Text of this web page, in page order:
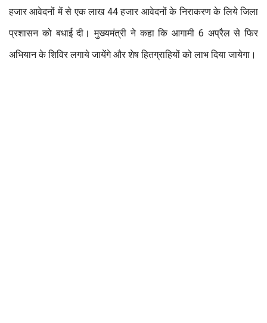
हजार आवेदनों में से एक लाख 44 हजार आवेदनों के निराकरण के लिये जिला
प्रशासन को बधाई दी। मुख्यमंत्री ने कहा कि आगामी 6 अप्रैल से फिर
अभियान के शिविर लगाये जायेंगे और शेष हितग्राहियों को लाभ दिया जायेगा।